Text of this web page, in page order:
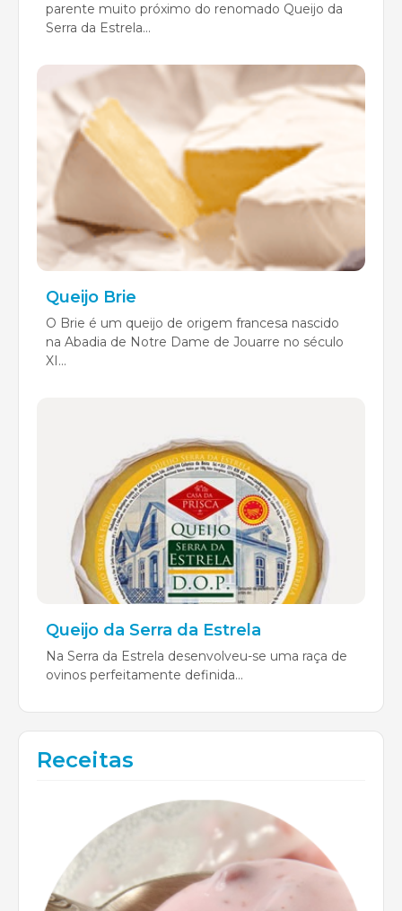
parente muito próximo do renomado Queijo da
Serra da Estrela...
Queijo Brie
O Brie é um queijo de origem francesa nascido
na Abadia de Notre Dame de Jouarre no século
XI...
Queijo da Serra da Estrela
Na Serra da Estrela desenvolveu-se uma raça de
ovinos perfeitamente definida...
Receitas